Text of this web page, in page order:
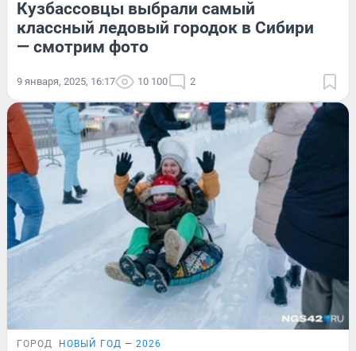
Кузбассовцы выбрали самый
классный ледовый городок в Сибири
— смотрим фото
9 января, 2025, 16:17 10 100 2
ГОРОД НОВЫЙ ГОД — 2026